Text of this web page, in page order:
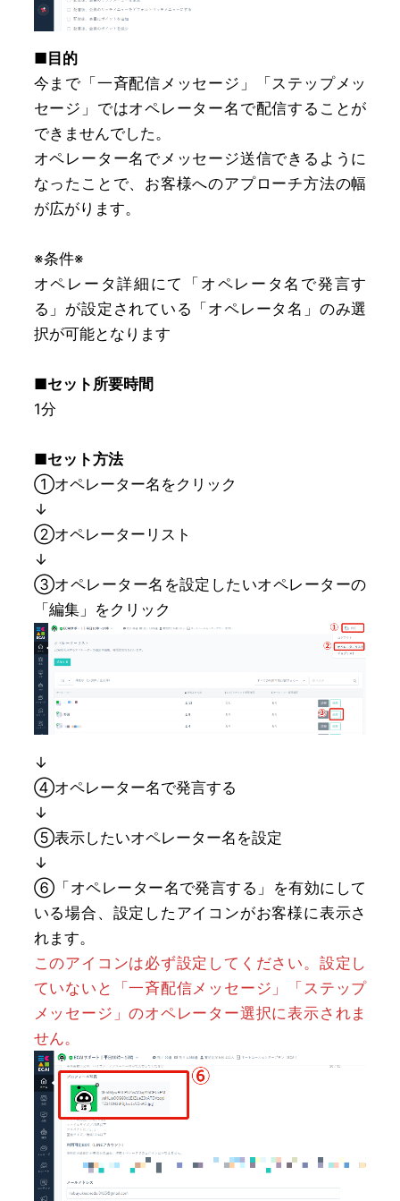
■目的
今まで「一斉配信メッセージ」「ステップメッ
セージ」ではオペレーター名で配信することが
できませんでした。
オペレーター名でメッセージ送信できるように
なったことで、お客様へのアプローチ方法の幅
が広がります。
※条件※
オペレータ詳細にて「オペレータ名で発言す
る」が設定されている「オペレータ名」のみ選
択が可能となります
■セット所要時間
1分
■セット方法
①オペレーター名をクリック
↓
②オペレーターリスト
↓
➂オペレーター名を設定したいオペレーターの
「編集」をクリック
↓
④オペレーター名で発言する
↓
⑤表示したいオペレーター名を設定
↓
⑥「オペレーター名で発言する」を有効にして
いる場合、設定したアイコンがお客様に表示さ
れます。
このアイコンは必ず設定してください。設定し
ていないと「一斉配信メッセージ」「ステップ
メッセージ」のオペレーター選択に表示されま
せん。